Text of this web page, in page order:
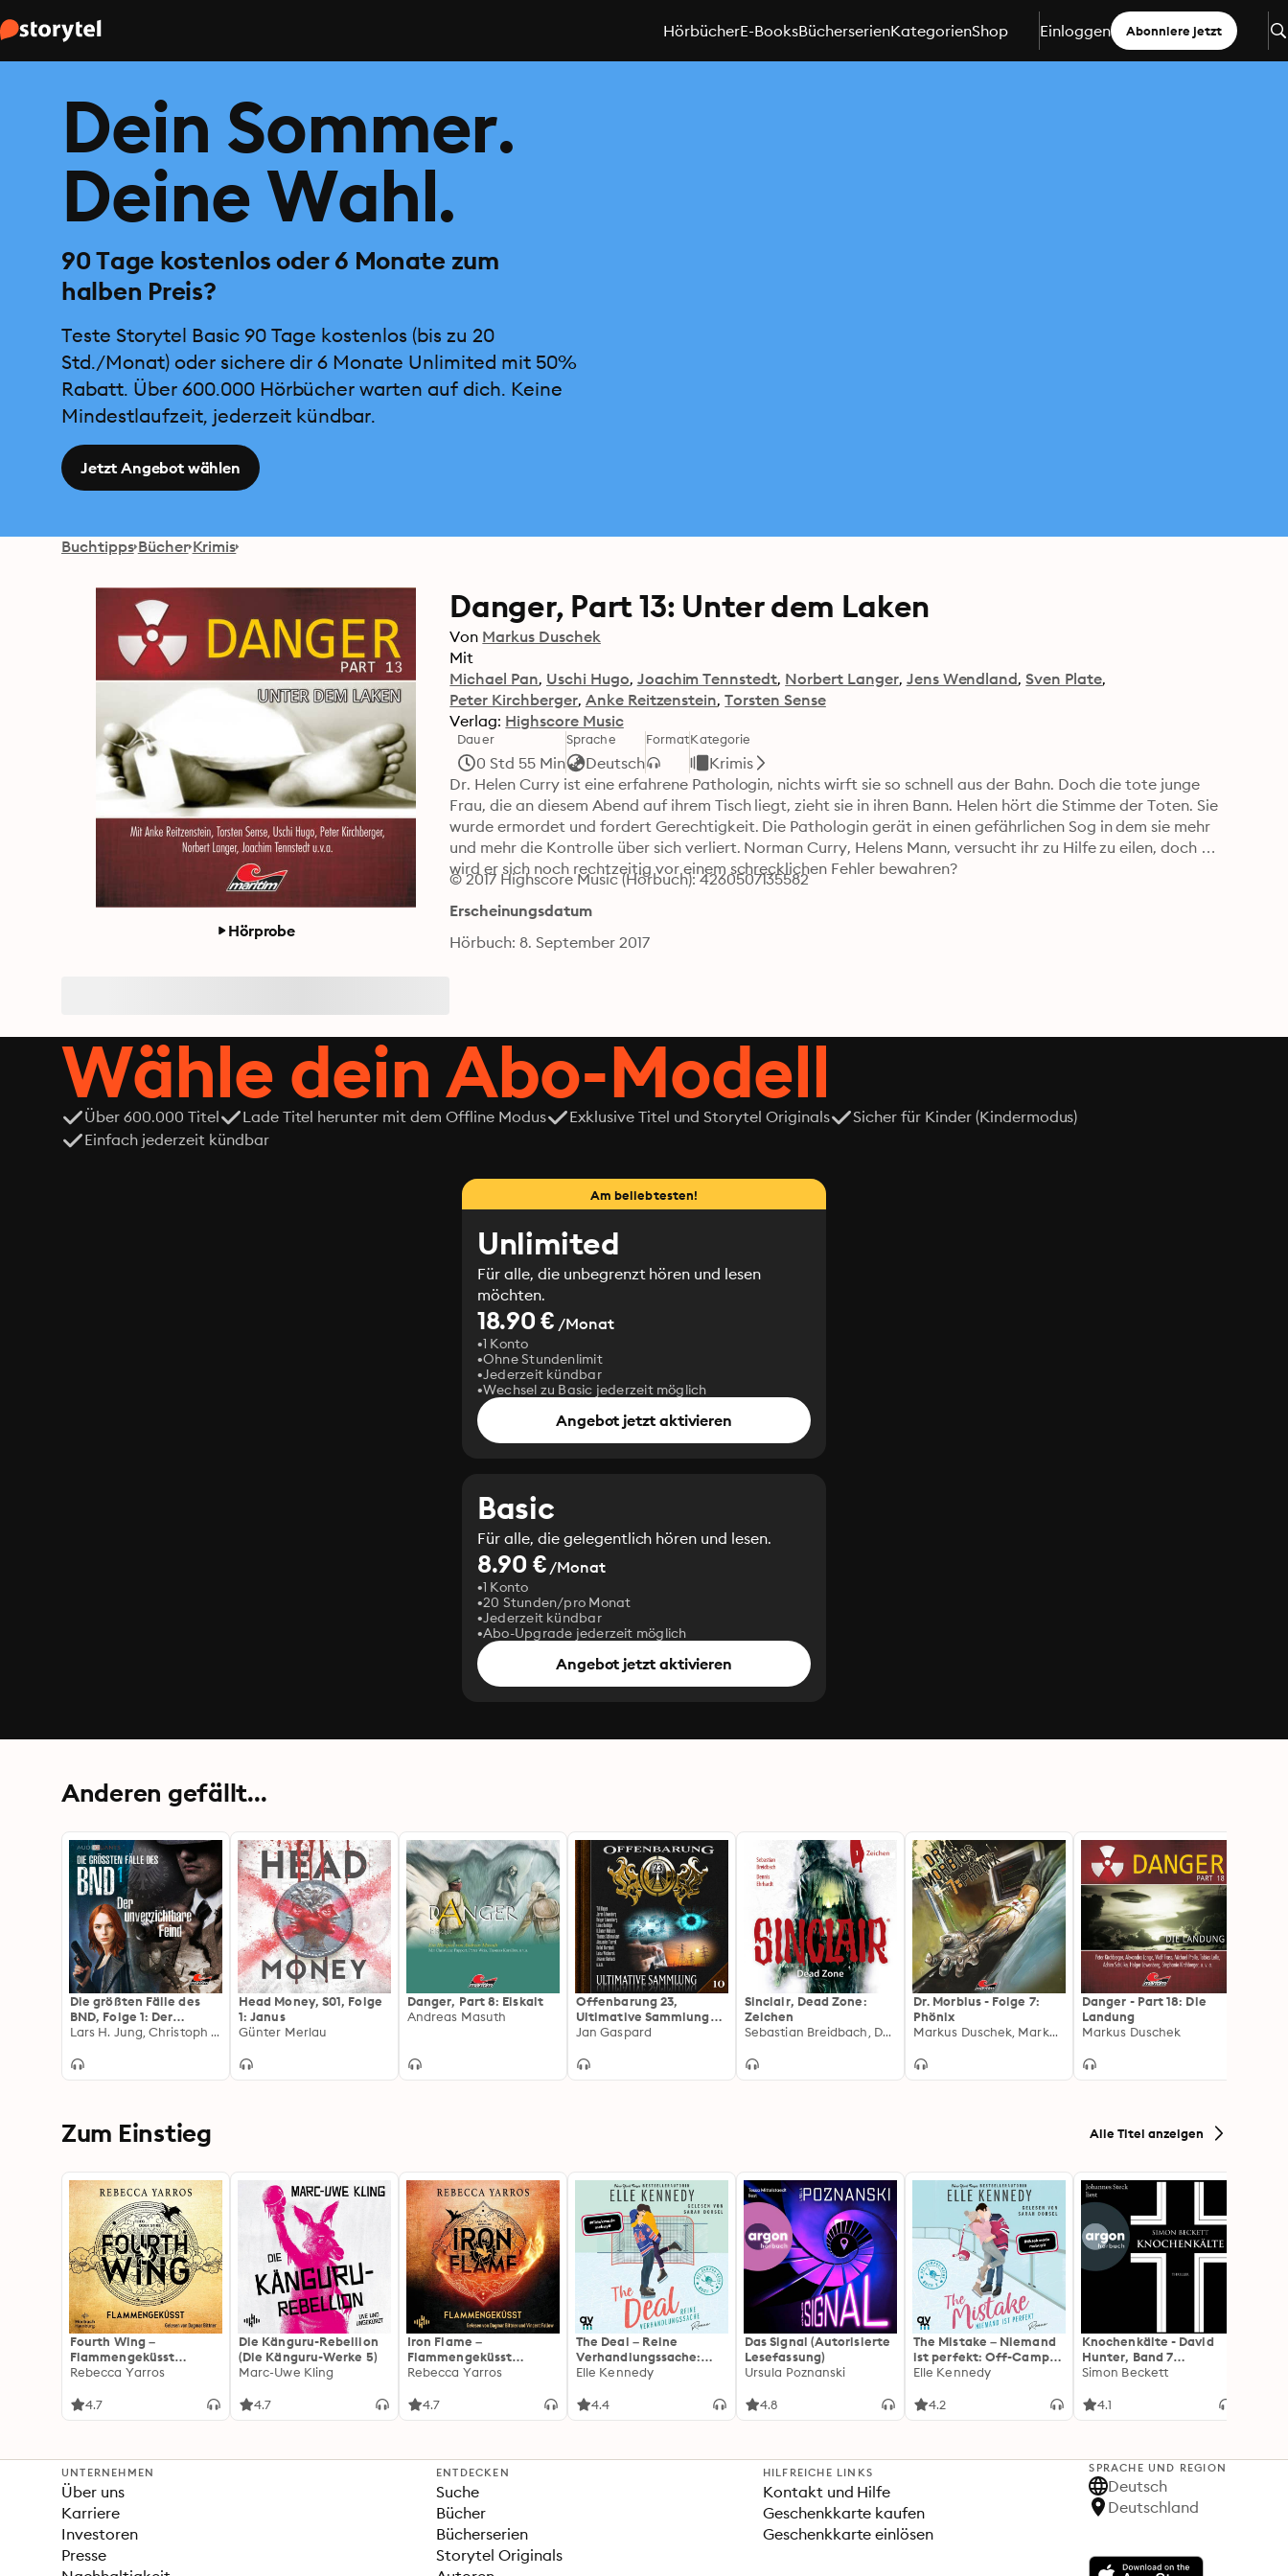
HörbücherE-BooksBücherserienKategorienShop Einloggen Abonniere jetzt
Dein Sommer.
Deine Wahl.
90 Tage kostenlos oder 6 Monate zum
halben Preis?
Teste Storytel Basic 90 Tage kostenlos (bis zu 20
Std./Monat) oder sichere dir 6 Monate Unlimited mit 50%
Rabatt. Über 600.000 Hörbücher warten auf dich. Keine
Mindestlaufzeit, jederzeit kündbar.
Jetzt Angebot wählen
Buchtipps Bücher Krimis
Hörprobe
Danger, Part 13: Unter dem Laken
Von Markus Duschek
Mit
Michael Pan Uschi Hugo Joachim Tennstedt Norbert Langer Jens Wendland Sven Plate
Peter Kirchberger Anke Reitzenstein Torsten Sense
Verlag: Highscore Music
Dauer
0 Std 55 Min
Sprache
Deutsch
FormatKategorie
Krimis
Dr. Helen Curry ist eine erfahrene Pathologin, nichts wirft sie so schnell aus der Bahn. Doch die tote junge
Frau, die an diesem Abend auf ihrem Tisch liegt, zieht sie in ihren Bann. Helen hört die Stimme der Toten. Sie
wurde ermordet und fordert Gerechtigkeit. Die Pathologin gerät in einen gefährlichen Sog in dem sie mehr
und mehr die Kontrolle über sich verliert. Norman Curry, Helens Mann, versucht ihr zu Hilfe zu eilen, doch
wird er sich noch rechtzeitig vor einem schrecklichen Fehler bewahren?
© 2017 Highscore Music (Hörbuch): 4260507135582
Erscheinungsdatum
Hörbuch: 8. September 2017
Wähle dein Abo-Modell
Über 600.000 Titel Lade Titel herunter mit dem Offline Modus Exklusive Titel und Storytel Originals
Sicher für Kinder (Kindermodus)
Einfach jederzeit kündbar
Am beliebtesten!
Unlimited
Für alle, die unbegrenzt hören und lesen
möchten.
18.90 € /Monat
1 Konto
Ohne Stundenlimit
Jederzeit kündbar
Wechsel zu Basic jederzeit möglich
Angebot jetzt aktivieren
Basic
Für alle, die gelegentlich hören und lesen.
8.90 €/Monat
1 Konto
20 Stunden/pro Monat
Jederzeit kündbar
Abo-Upgrade jederzeit möglich
Angebot jetzt aktivieren
Anderen gefällt...
Die größten Fälle des
BND, Folge 1: Der
unverzichtbare Feind
Lars H. Jung, Christoph Lehmann
Head Money, S01, Folge
1: Janus
Günter Merlau
Danger, Part 8: Eiskalt
Andreas Masuth
Offenbarung 23,
Ultimative Sammlung
Volume 10
Jan Gaspard
Sinclair, Dead Zone:
Zeichen
Sebastian Breidbach, Dennis Ehrhardt
Dr. Morbius - Folge 7:
Phönix
Markus Duschek, Markus Auge
Danger - Part 18: Die
Landung
Markus Duschek
Zum Einstieg Alle Titel anzeigen
Fourth Wing –
Flammengeküsst
(Flammengeküsst-Reihe
Rebecca Yarros
4.7
Die Känguru-Rebellion
(Die Känguru-Werke 5)
Marc-Uwe Kling
4.7
Iron Flame –
Flammengeküsst
(Flammengeküsst-Reihe
Fortsetzung des
Rebecca Yarros
4.7
The Deal – Reine
Verhandlungssache:
Off-Campus 1 | Roman |
Prickelnde College-
Elle Kennedy
4.4
Das Signal (Autorisierte
Lesefassung)
Ursula Poznanski
4.8
The Mistake – Niemand
ist perfekt: Off-Campus
2 | Roman
Elle Kennedy
4.2
Knochenkälte - David
Hunter, Band 7
(Ungekürzte Lesung)
Simon Beckett
4.1
UNTERNEHMEN
Über uns
Karriere
Investoren
Presse
ENTDECKEN
Suche
Bücher
Bücherserien
Storytel Originals
HILFREICHE LINKS
Kontakt und Hilfe
Geschenkkarte kaufen
Geschenkkarte einlösen
SPRACHE UND REGION
Deutsch
Deutschland